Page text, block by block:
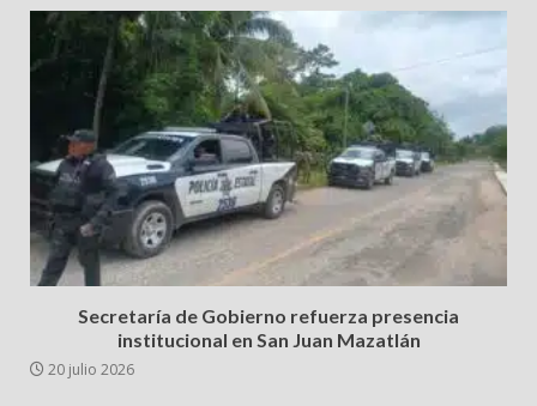
Secretaría de Gobierno refuerza presencia
institucional en San Juan Mazatlán
20 julio 2026